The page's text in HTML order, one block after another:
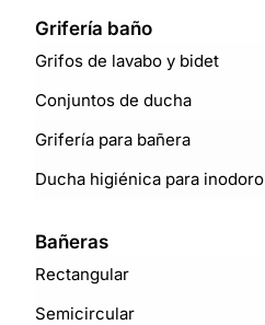
Grifería baño
Grifos de lavabo y bidet
Conjuntos de ducha
Grifería para bañera
Ducha higiénica para inodoro
Bañeras
Rectangular
Semicircular